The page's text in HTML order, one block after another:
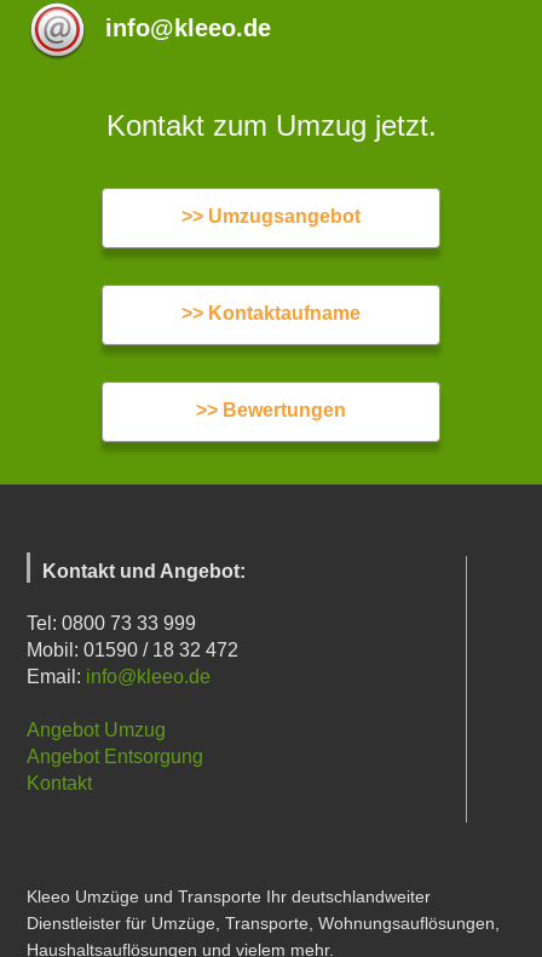
info@kleeo.de
Kontakt zum Umzug jetzt.
>> Umzugsangebot
>> Kontaktaufname
>> Bewertungen
Kontakt und Angebot:
Tel: 0800 73 33 999
Mobil: 01590 / 18 32 472
Email: info@kleeo.de
Angebot Umzug
Angebot Entsorgung
Kontakt
Kleeo Umzüge und Transporte Ihr deutschlandweiter
Dienstleister für Umzüge, Transporte, Wohnungsauflösungen,
Haushaltsauflösungen und vielem mehr.